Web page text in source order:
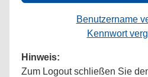
Benutzername
Kennwort
Hinweis:
Zum Logout schließen Sie